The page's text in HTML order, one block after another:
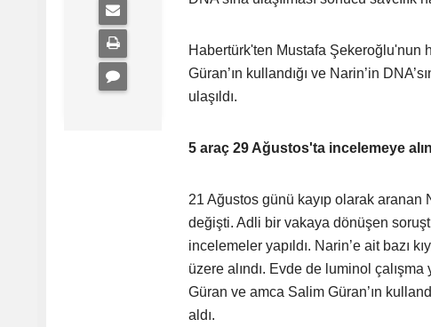
Habertürk'ten Mustafa
Güran’ın kullandığı ve Narin’in
ulaşıldı.
5 araç 29 Ağustos'ta incelemeye
21 Ağustos günü kayıp olarak aranan
değişti. Adli bir vakaya dönüşen
incelemeler yapıldı. Narin’e ait bazı
üzere alındı. Evde de luminol
Güran ve amca Salim Güran’ın
aldı.